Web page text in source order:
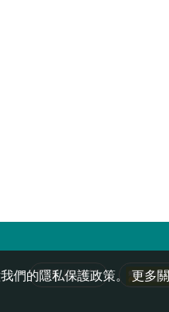
隱私權政策
們的隱私保護政策。 更多關